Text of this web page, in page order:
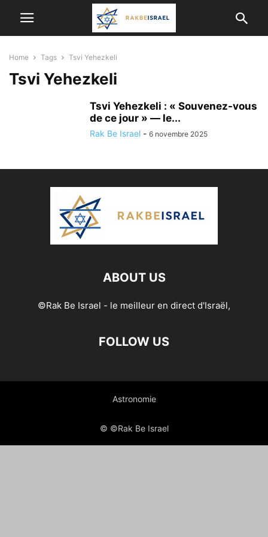
Home Tags Tsvi Yehezkeli
Tsvi Yehezkeli
Tsvi Yehezkeli : « Souvenez-vous
de ce jour » — le...
Rak Be Israel - 6 novembre 2025
ABOUT US
©Rak Be Israel - le meilleur en direct d'Israël,
FOLLOW US
Astronomie
© ©Rak Be Israel